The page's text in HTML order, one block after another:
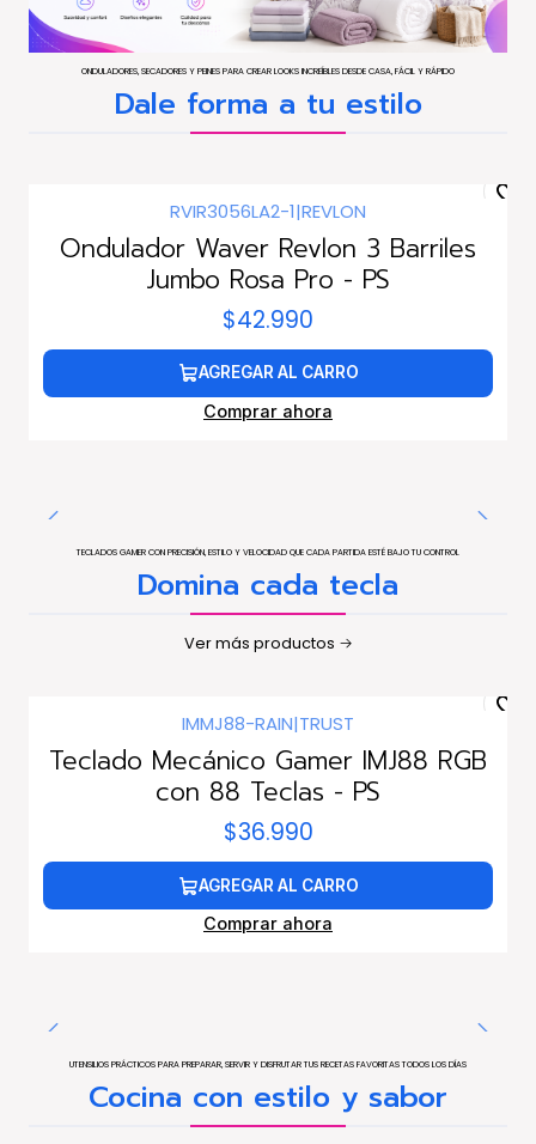
ONDULADORES, SECADORES Y PEINES PARA CREAR LOOKS INCREÍBLES DESDE CASA, FÁCIL Y RÁPIDO
Dale forma a tu estilo
RVIR3056LA2-1|REVLON
Ondulador Waver Revlon 3 Barriles
Jumbo Rosa Pro - PS
$42.990
AGREGAR AL CARRO
Comprar ahora
TECLADOS GAMER CON PRECISIÓN, ESTILO Y VELOCIDAD QUE CADA PARTIDA ESTÉ BAJO TU CONTROL
Domina cada tecla
Ver más productos
IMMJ88-RAIN|TRUST
Teclado Mecánico Gamer IMJ88 RGB
con 88 Teclas - PS
$36.990
AGREGAR AL CARRO
Comprar ahora
UTENSILIOS PRÁCTICOS PARA PREPARAR, SERVIR Y DISFRUTAR TUS RECETAS FAVORITAS TODOS LOS DÍAS
Cocina con estilo y sabor